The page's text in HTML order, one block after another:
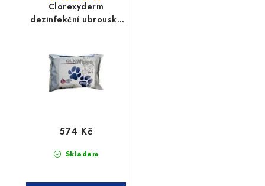
Clorexyderm
dezinfekční ubrousky
Skladem
574 Kč